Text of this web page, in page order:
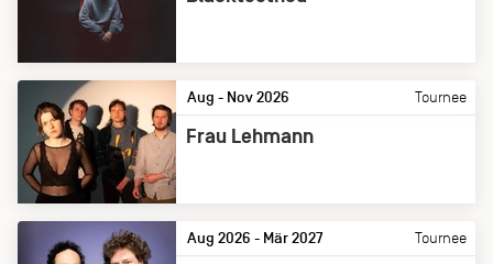
Tournee
Aug - Nov 2026
Frau Lehmann
Tournee
Aug 2026 - Mär 2027